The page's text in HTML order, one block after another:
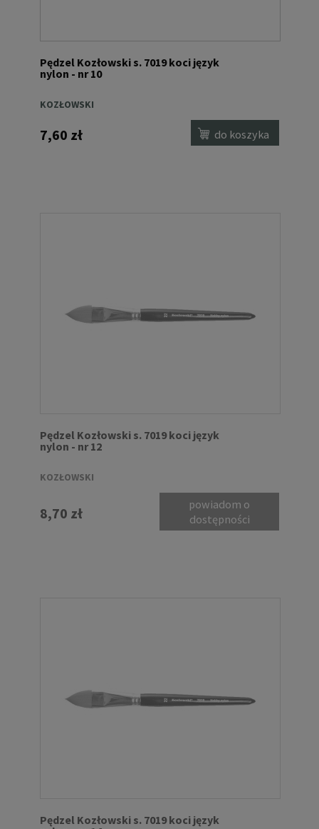
Pędzel Kozłowski s. 7019 koci język
nylon - nr 10
KOZŁOWSKI
7,60 zł do koszyka
Pędzel Kozłowski s. 7019 koci język
nylon - nr 12
KOZŁOWSKI
8,70 zł
powiadom o
dostępności
Pędzel Kozłowski s. 7019 koci język